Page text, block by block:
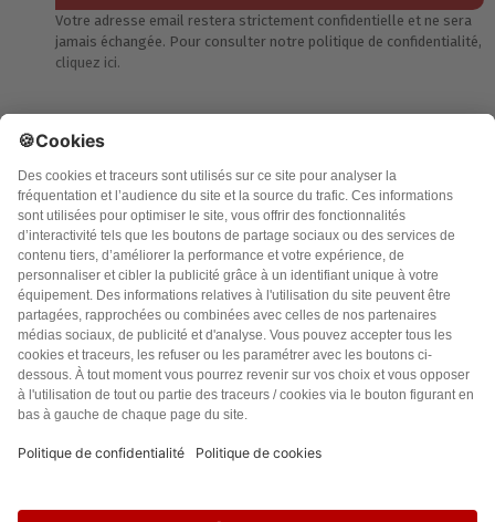
Votre adresse email restera strictement confidentielle et ne sera
jamais échangée. Pour consulter notre politique de confidentialité,
cliquez ici.
Accueil
Politique de confidentialité
Charte des contenus
Cookies